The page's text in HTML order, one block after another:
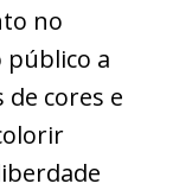
no
público a
cores e